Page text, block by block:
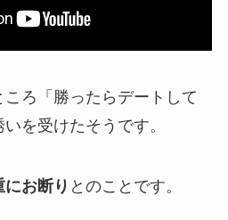
ころ 「 勝ったらデートして
いを受けたそうです。
にお断り とのことです。